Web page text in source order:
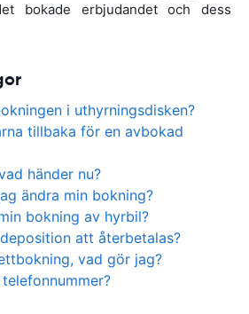
bokade erbjudandet och dess
i uthyrningsdisken?
tillbaka för en avbokad
händer nu?
ändra min bokning?
bokning av hyrbil?
att återbetalas?
vad gör jag?